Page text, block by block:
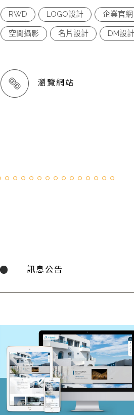
RWD LOGO設計 企業官網
空間攝影 名片設計 DM設計
瀏覽網站
訊息公告